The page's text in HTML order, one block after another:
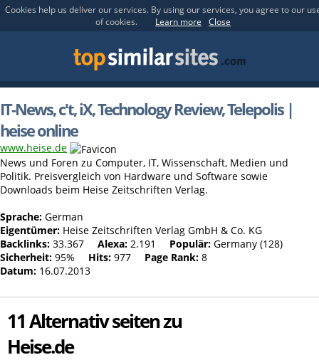
Cookies help us deliver our services. By using our services, you agree to our
of cookies.
Learn more Close
IT-News, c't, iX, Technology Review, Telepolis |
heise online
www.heise.de
News und Foren zu Computer, IT, Wissenschaft, Medien und
Politik. Preisvergleich von Hardware und Software sowie
Downloads beim Heise Zeitschriften Verlag.
Sprache: German
Eigentümer: Heise Zeitschriften Verlag GmbH & Co. KG
Backlinks: 33.367 Alexa: 2.191 Populär: Germany (128)
Sicherheit: 95% Hits: 977 Page Rank: 8
Datum: 16.07.2013
11 Alternativ seiten zu
Heise.de